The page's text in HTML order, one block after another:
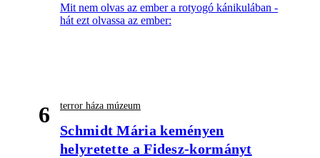
Mit nem olvas az ember a rotyogó kánikulában -
hát ezt olvassa az ember:
6 terror háza múzeum
Schmidt Mária keményen
helyretette a Fidesz-kormányt